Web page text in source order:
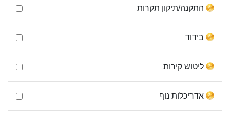
התקנה/תיקון תקרות
בידוד
ליטוש קירות
אדריכלות נוף